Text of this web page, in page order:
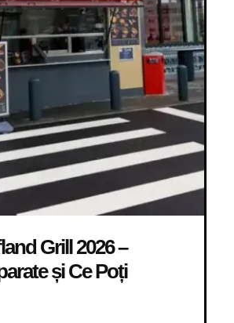
Grill 2026 –
și Ce Poți